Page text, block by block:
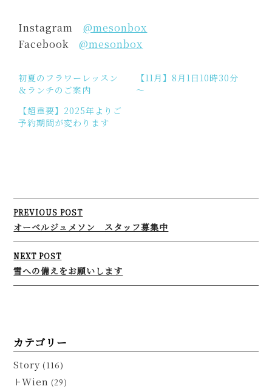
Instagram@mesonbox
Facebook@mesonbox
初夏のフラワーレッスン
＆ランチのご案内
【11月】8月1日10時30分
～
【超重要】2025年よりご
予約期間が変わります
Post
navigation
PREVIOUS POST
オーベルジュメソン スタッフ募集中
NEXT POST
雪への備えをお願いします
カテゴリー
Story (116)
Wien (29)